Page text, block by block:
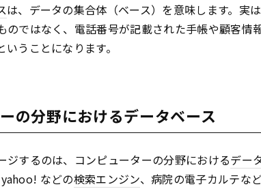
は、データの集合体（ベース）を意味します。実
のではなく、電話番号が記載された手帳や顧客情
いうことになります。
の分野におけるデータベース
ジするのは、コンピューターの分野におけるデー
などの検索エンジン、病院の電子カルテな